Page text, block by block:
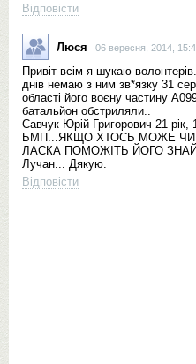
Відповісти
Люся 06 вересня, 2014,
Привіт всім я шукаю
днів немаю з ним зв*язку 31
області його воєну частину
батальйон обстриляли..
Савчук Юрій Григорович 21 рік,
БМП...ЯКЩО ХТОСЬ МОЖЕ
ЛАСКА ПОМОЖІТЬ ЙОГО
Лучан... Дякую.
Відповісти